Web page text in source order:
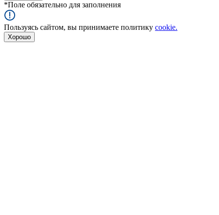
*Поле обязательно для заполнения
Пользуясь сайтом, вы принимаете политику cookie.
Хорошо